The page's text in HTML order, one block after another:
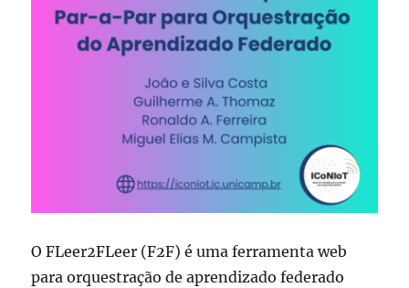
O FLeer2FLeer (F2F) é uma ferramenta web
para orquestração de aprendizado federado